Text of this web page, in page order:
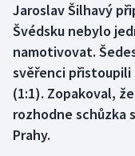
Box
Curling
Dostihy
Florbal
Jaroslav Šilhavý
Švédsku nebylo
namotivovat.
svěřenci přistoupili
(1:1). Zopakoval,
rozhodne schůzka
Prahy.